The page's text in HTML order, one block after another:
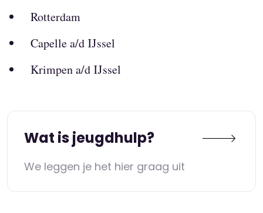
Rotterdam
Capelle a/d IJssel
Krimpen a/d IJssel
Wat is jeugdhulp?
We leggen je het hier graag uit